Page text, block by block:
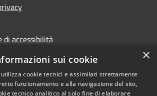
di accessibilità
×
sui cookie
cookie tecnici e assimilati strettamente
funzionamento e alla navigazione del sito,
tecnico analitico al solo fine di elaborare